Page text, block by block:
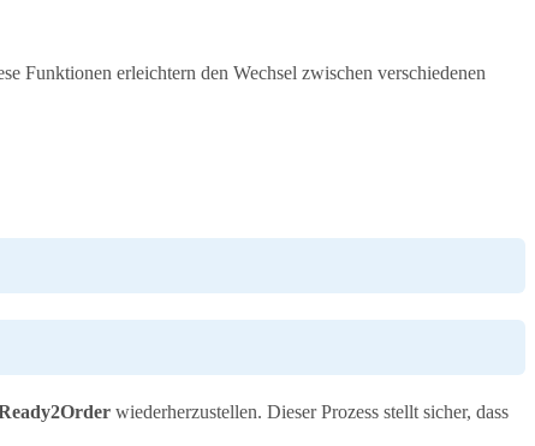
Funktionen erleichtern den Wechsel zwischen verschiedenen
wiederherzustellen. Dieser Prozess stellt sicher, dass